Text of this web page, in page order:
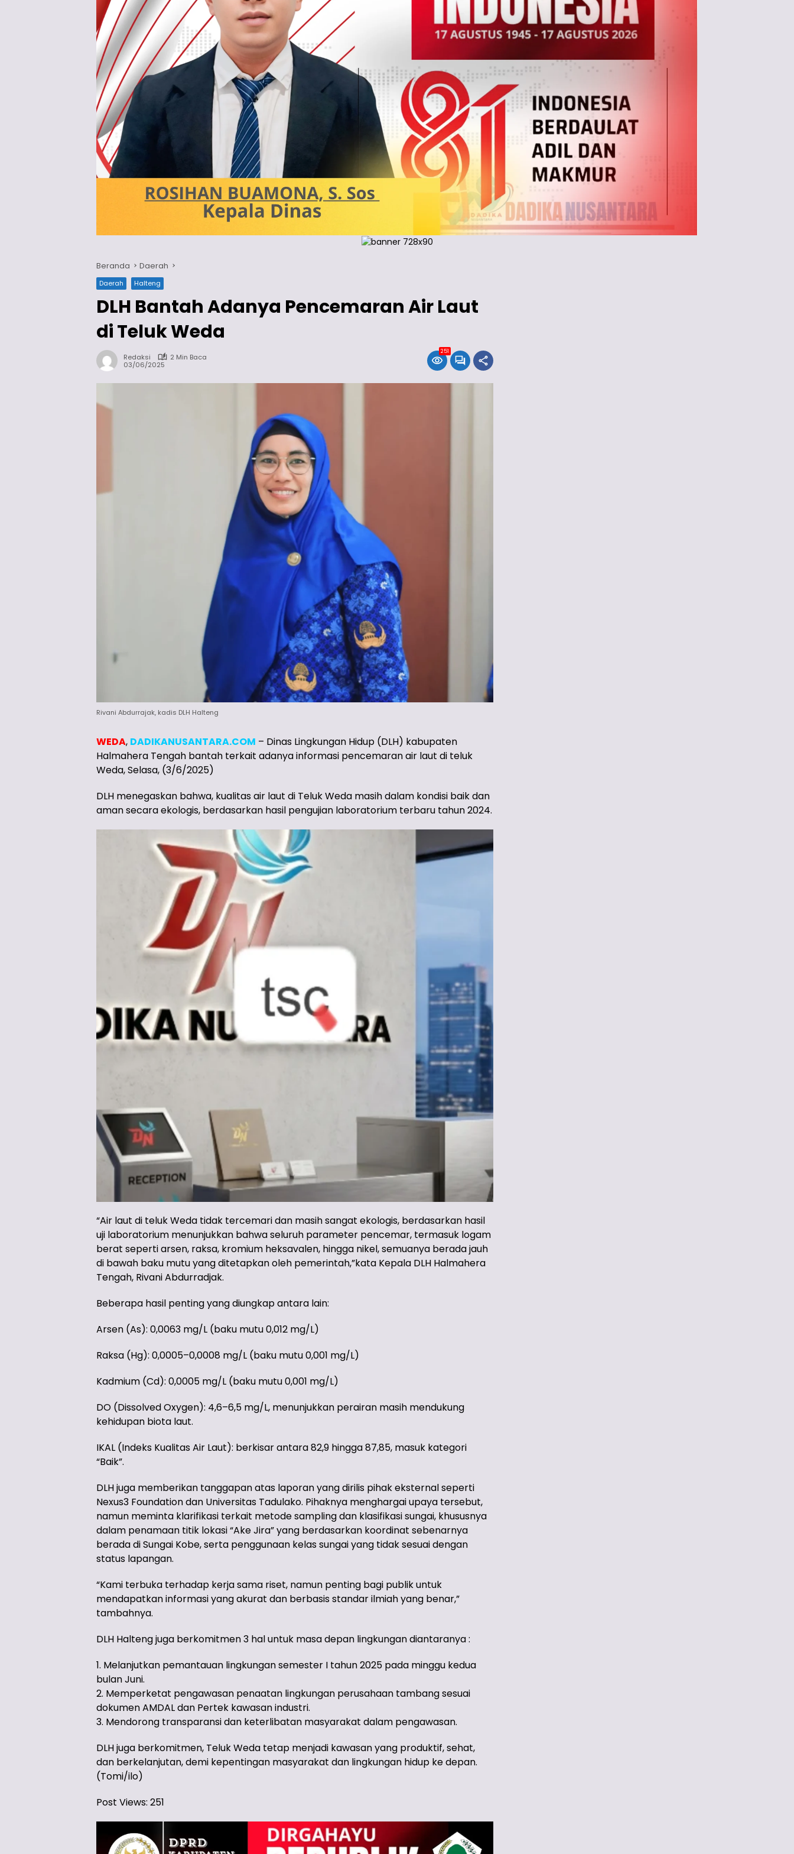
Beranda Daerah
Daerah Halteng
DLH Bantah Adanya Pencemaran Air Laut
di Teluk Weda
Redaksi
2 Min Baca
03/06/2025
251
Rivani Abdurrajak, kadis DLH Halteng
WEDA, DADIKANUSANTARA.COM – Dinas Lingkungan Hidup (DLH) kabupaten
Halmahera Tengah bantah terkait adanya informasi pencemaran air laut di teluk
Weda, Selasa, (3/6/2025)
DLH menegaskan bahwa, kualitas air laut di Teluk Weda masih dalam kondisi baik dan
aman secara ekologis, berdasarkan hasil pengujian laboratorium terbaru tahun 2024.
“Air laut di teluk Weda tidak tercemari dan masih sangat ekologis, berdasarkan hasil
uji laboratorium menunjukkan bahwa seluruh parameter pencemar, termasuk logam
berat seperti arsen, raksa, kromium heksavalen, hingga nikel, semuanya berada jauh
di bawah baku mutu yang ditetapkan oleh pemerintah,”kata Kepala DLH Halmahera
Tengah, Rivani Abdurradjak.
Beberapa hasil penting yang diungkap antara lain:
Arsen (As): 0,0063 mg/L (baku mutu 0,012 mg/L)
Raksa (Hg): 0,0005–0,0008 mg/L (baku mutu 0,001 mg/L)
Kadmium (Cd): 0,0005 mg/L (baku mutu 0,001 mg/L)
DO (Dissolved Oxygen): 4,6–6,5 mg/L, menunjukkan perairan masih mendukung
kehidupan biota laut.
IKAL (Indeks Kualitas Air Laut): berkisar antara 82,9 hingga 87,85, masuk kategori
“Baik”.
DLH juga memberikan tanggapan atas laporan yang dirilis pihak eksternal seperti
Nexus3 Foundation dan Universitas Tadulako. Pihaknya menghargai upaya tersebut,
namun meminta klarifikasi terkait metode sampling dan klasifikasi sungai, khususnya
dalam penamaan titik lokasi “Ake Jira” yang berdasarkan koordinat sebenarnya
berada di Sungai Kobe, serta penggunaan kelas sungai yang tidak sesuai dengan
status lapangan.
“Kami terbuka terhadap kerja sama riset, namun penting bagi publik untuk
mendapatkan informasi yang akurat dan berbasis standar ilmiah yang benar,”
tambahnya.
DLH Halteng juga berkomitmen 3 hal untuk masa depan lingkungan diantaranya :
1. Melanjutkan pemantauan lingkungan semester I tahun 2025 pada minggu kedua
bulan Juni.
2. Memperketat pengawasan penaatan lingkungan perusahaan tambang sesuai
dokumen AMDAL dan Pertek kawasan industri.
3. Mendorong transparansi dan keterlibatan masyarakat dalam pengawasan.
DLH juga berkomitmen, Teluk Weda tetap menjadi kawasan yang produktif, sehat,
dan berkelanjutan, demi kepentingan masyarakat dan lingkungan hidup ke depan.
(Tomi/ilo)
Post Views: 251